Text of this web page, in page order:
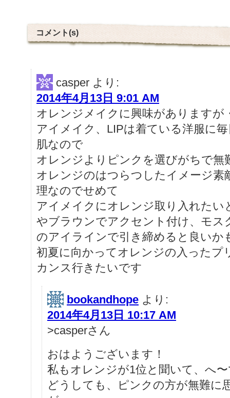
コメント(s)
casper より:
2014年4月13日 9:01 AM
オレンジメイクに興味がありますが
アイメイク、LIPは着ている洋服に
肌なので
オレンジよりピンクを選びがちで無
オレンジのはつらつしたイメージ
理なのでせめて
アイメイクにオレンジ取り入れた
やブラウンでアクセント付け、モス
のアイラインで引き締めると良いか
初夏に向かってオレンジの入った
カンス行きたいです
bookandhope より:
2014年4月13日 10:17 AM
>casperさん
おはようございます！
私もオレンジが1位と聞いて、へ
どうしても、ピンクの方が無難に